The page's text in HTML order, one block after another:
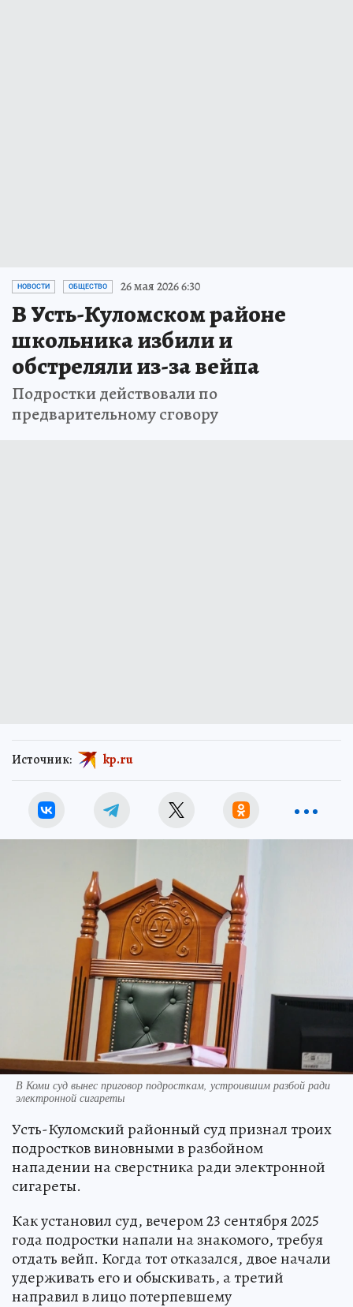
НОВОСТИ ОБЩЕСТВО 26 мая 2026 6:30
В Усть-Куломском районе
школьника избили и
обстреляли из-за вейпа
Подростки действовали по
предварительному сговору
Источник: kp.ru
В Коми суд вынес приговор подросткам, устроившим разбой ради
электронной сигареты
Усть-Куломский районный суд признал троих
подростков виновными в разбойном
нападении на сверстника ради электронной
сигареты.
Как установил суд, вечером 23 сентября 2025
года подростки напали на знакомого, требуя
отдать вейп. Когда тот отказался, двое начали
удерживать его и обыскивать, а третий
направил в лицо потерпевшему